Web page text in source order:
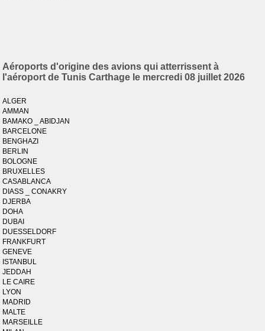
Aéroports d'origine des avions qui atterrissent à
l'aéroport de Tunis Carthage le mercredi 08 juillet 2026
ALGER
AMMAN
BAMAKO _ ABIDJAN
BARCELONE
BENGHAZI
BERLIN
BOLOGNE
BRUXELLES
CASABLANCA
DIASS _ CONAKRY
DJERBA
DOHA
DUBAI
DUESSELDORF
FRANKFURT
GENEVE
ISTANBUL
JEDDAH
LE CAIRE
LYON
MADRID
MALTE
MARSEILLE